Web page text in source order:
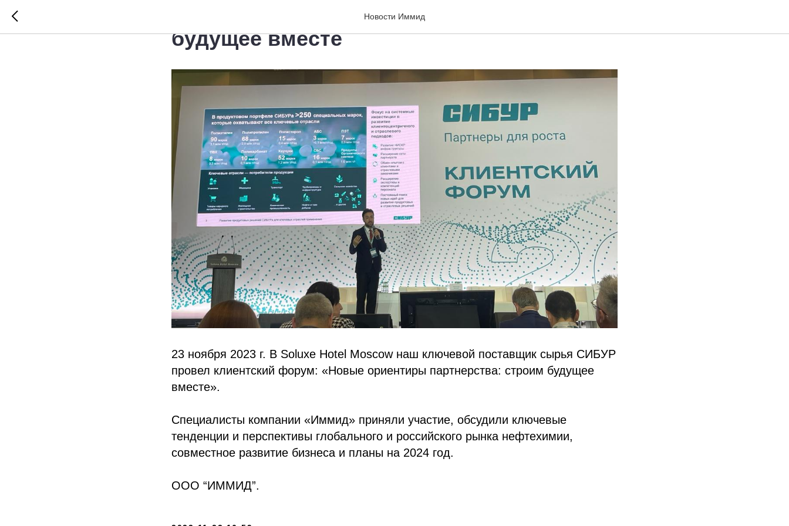
Новости Иммид
Новые ориентиры партнерства: строим
будущее вместе
23 ноября 2023 г. В Soluxe Hotel Moscow наш ключевой поставщик сырья СИБУР
провел клиентский форум: «Новые ориентиры партнерства: строим будущее
вместе».
Специалисты компании «Иммид» приняли участие, обсудили ключевые
тенденции и перспективы глобального и российского рынка нефтехимии,
совместное развитие бизнеса и планы на 2024 год.
ООО “ИММИД”.